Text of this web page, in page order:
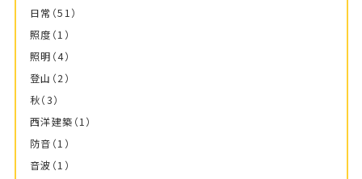
日常 （51）
照度 （1）
照明 （4）
登山 （2）
秋（3）
西洋建築 （1）
防音 （1）
音波 （1）